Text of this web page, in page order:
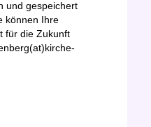
und gespeichert
können Ihre
für die Zukunft